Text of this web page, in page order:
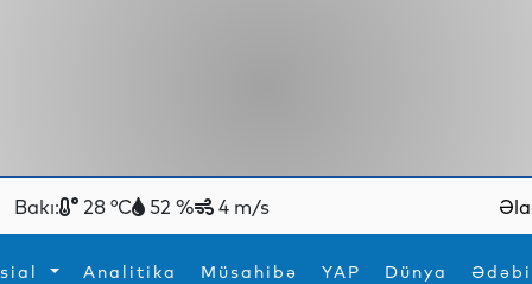
Bakı: 28 °C 52 % 4 m/s
Analitika Müsahibə YAP Dünya